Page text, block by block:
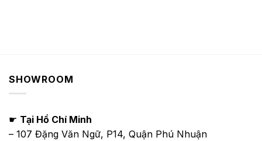
SHOWROOM
☛ Tại Hồ Chí Minh
– 107 Đặng Văn Ngữ, P14, Quận Phú Nhuận